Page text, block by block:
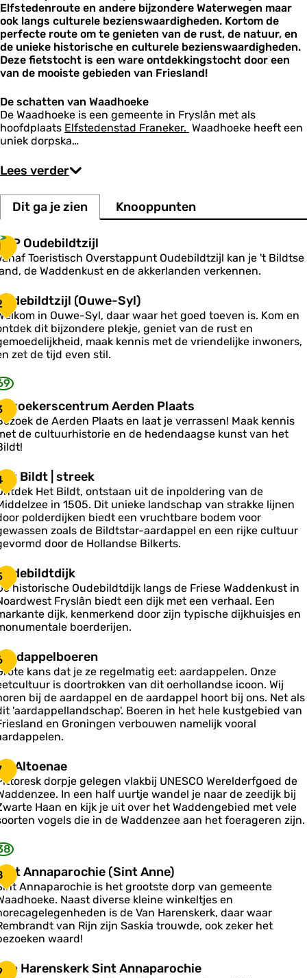
l
a
a
t
s
n
n
e
)
a
r
o
c
h
o
m
) d
g
u
m
Elfstedenroute en andere bijzondere Waterwegen maar
ook langs culturele bezienswaardigheden. Kortom de
perfecte route om te genieten van de rust, de natuur, en
de unieke historische en culturele bezienswaardigheden.
Deze fietstocht is een ware ontdekkingstocht door een
van de mooiste gebieden van Friesland!
De schatten van Waadhoeke
De Waadhoeke is een gemeente in Fryslân met als
hoofdplaats Elfstedenstad Franeker. Waadhoeke heeft een
uniek dorpska…
Lees verder
Dit ga je zien Knooppunten
Oudebildtzijl
Toeristisch Overstappunt Oudebildtzijl kan je 't Bildtse
de Waddenkust en de akkerlanden verkennen.
(Ouwe-Syl)
in Ouwe-Syl, daar waar het goed toeven is. Kom en
dit bijzondere plekje, geniet van de rust en
maak kennis met de vriendelijke inwoners,
zet de tijd even stil.
Aerden Plaats
de Aerden Plaats en laat je verrassen! Maak kennis
de cultuurhistorie en de hedendaagse kunst van het
Bildt | streek
Het Bildt, ontstaan uit de inpoldering van de
in 1505. Dit unieke landschap van strakke lijnen
polderdijken biedt een vruchtbare bodem voor
zoals de Bildtstar-aardappel en een rijke cultuur
door de Hollandse Bilkerts.
historische Oudebildtdijk langs de Friese Waddenkust in
Fryslân biedt een dijk met een verhaal. Een
dijk, kenmerkend door zijn typische dijkhuisjes en
boerderijen.
kans dat je ze regelmatig eet: aardappelen. Onze
is doortrokken van dit oerhollandse icoon. Wij
bij de aardappel en de aardappel hoort bij ons. Net als
'aardappellandschap'. Boeren in het hele kustgebied van
en Groningen verbouwen namelijk vooral
Altoenae
dorpje gelegen vlakbij UNESCO Werelderfgoed de
In een half uurtje wandel je naar de zeedijk bij
Haan en kijk je uit over het Waddengebied met vele
vogels die in de Waddenzee aan het foerageren zijn.
Annaparochie (Sint Anne)
Annaparochie is het grootste dorp van gemeente
Naast diverse kleine winkeltjes en
is de Van Harenskerk, daar waar
van Rijn zijn Saskia trouwde, ook zeker het
waard!
Harenskerk Sint Annaparochie